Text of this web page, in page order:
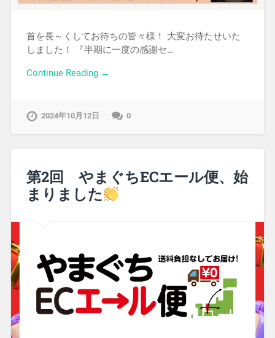
首を長～くしてお待ちの皆々様！ 大変お待たせいた
しました！ 『半期に一度の感謝セ…
Continue Reading →
2024年10月12日 0
第2回 やまぐちECエール便、始
まりました